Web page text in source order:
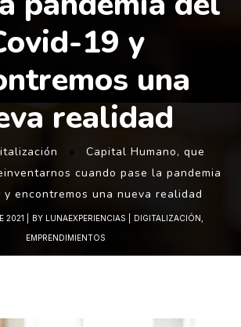
19 y
una
realidad
Capital Humano, que
cuando pase la pandemia
encontremos una nueva realidad
2021 BY LUNAEXPERIENCIAS DIGITALIZACIÓN
EMPRENDIMIENTOS